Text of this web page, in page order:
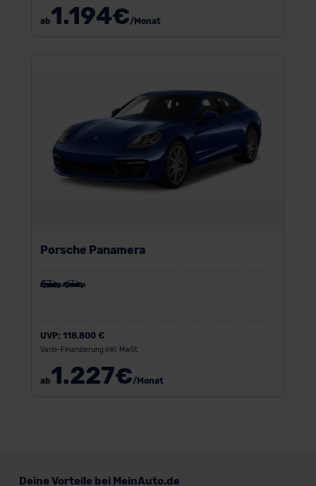
ab1.194€/Monat
Porsche Panamera
UVP: 118.800 €
Vario-Finanzierung inkl. MwSt.
ab1.227€/Monat
Deine Vorteile bei MeinAuto.de